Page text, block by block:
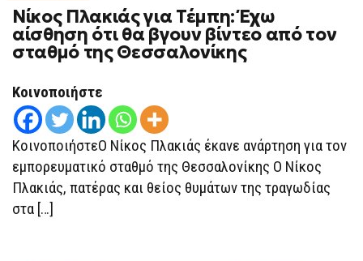
Νίκος Πλακιάς για Τέμπη: Έχω
αίσθηση ότι θα βγουν βίντεο από τον
σταθμό της Θεσσαλονίκης
Κοινοποιήστε
ΚοινοποιήστεΟ Νίκος Πλακιάς έκανε ανάρτηση για τον
εμπορευματικό σταθμό της Θεσσαλονίκης Ο Νίκος
Πλακιάς, πατέρας και θείος θυμάτων της τραγωδίας
στα […]